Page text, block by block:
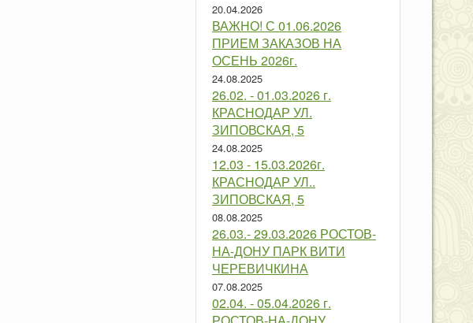
20.04.2026
ВАЖНО! С 01.06.2026
ПРИЕМ ЗАКАЗОВ НА
ОСЕНЬ 2026г.
24.08.2025
26.02. - 01.03.2026 г.
КРАСНОДАР УЛ.
ЗИПОВСКАЯ, 5
24.08.2025
12.03 - 15.03.2026г.
КРАСНОДАР УЛ..
ЗИПОВСКАЯ, 5
08.08.2025
26.03.- 29.03.2026 РОСТОВ-
НА-ДОНУ ПАРК ВИТИ
ЧЕРЕВИЧКИНА
07.08.2025
02.04. - 05.04.2026 г.